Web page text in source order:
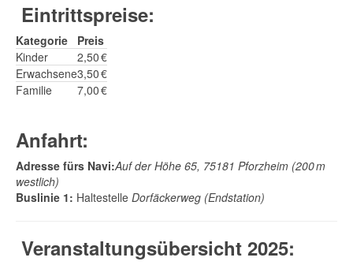
Eintrittspreise:
Kategorie
Preis
Kinder
2,50 €
Erwachsene3,50 €
Familie
7,00 €
Anfahrt:
Adresse fürs Navi:Auf der Höhe 65, 75181 Pforzheim (200 m
westlich)
Buslinie 1: Haltestelle Dorfäckerweg (Endstation)
Veranstaltungsübersicht 2025: